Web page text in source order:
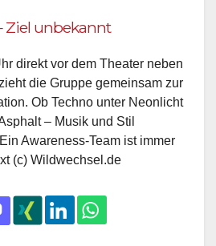
Ziel unbekannt
direkt vor dem Theater neben
die Gruppe gemeinsam zur
Ob Techno unter Neonlicht
– Musik und Stil
Awareness-Team ist immer
(c) Wildwechsel.de